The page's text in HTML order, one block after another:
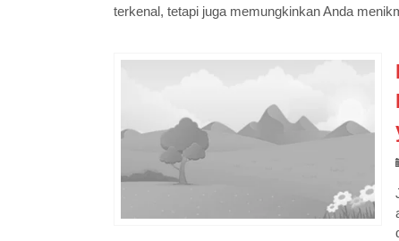
terkenal, tetapi juga memungkinkan Anda